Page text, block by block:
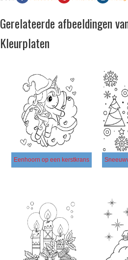
Gerelateerde afbeeldingen
Kleurplaten
Eenhoorn op een kerstkrans